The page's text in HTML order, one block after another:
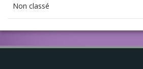
Non classé